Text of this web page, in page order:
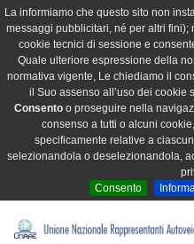
La informiamo che questo sito non
messaggi pubblicitari, né per altri
cookie tecnici di sessione e
Quale ulteriore espressione della
normativa vigente, Le chiediamo il
il Suo assenso all’uso dei cookie
Consento o proseguire nella
consenso a tutti o alcuni
specificamente relative a
selezionandola o deselezionandola,
Consento